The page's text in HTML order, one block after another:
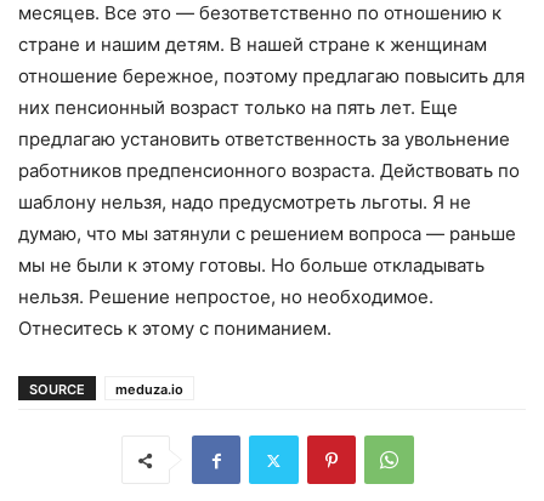
месяцев. Все это — безответственно по отношению к
стране и нашим детям. В нашей стране к женщинам
отношение бережное, поэтому предлагаю повысить для
них пенсионный возраст только на пять лет. Еще
предлагаю установить ответственность за увольнение
работников предпенсионного возраста. Действовать по
шаблону нельзя, надо предусмотреть льготы. Я не
думаю, что мы затянули с решением вопроса — раньше
мы не были к этому готовы. Но больше откладывать
нельзя. Решение непростое, но необходимое.
Отнеситесь к этому с пониманием.
SOURCE meduza.io